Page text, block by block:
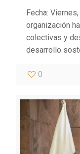
Fecha:
organización
colectivas y
desarrollo
0